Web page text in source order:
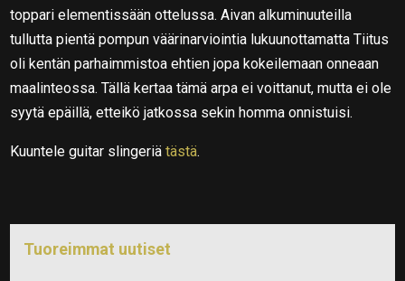
toppari elementissään ottelussa. Aivan alkuminuuteilla
tullutta pientä pompun väärinarviointia lukuunottamatta Tiitus
oli kentän parhaimmistoa ehtien jopa kokeilemaan onneaan
maalinteossa. Tällä kertaa tämä arpa ei voittanut, mutta ei ole
syytä epäillä, etteikö jatkossa sekin homma onnistuisi.
Kuuntele guitar slingeriätästä.
Tuoreimmat uutiset